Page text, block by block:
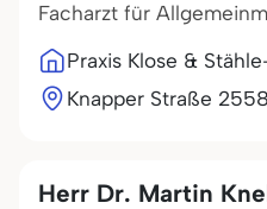
Facharzt für
Praxis Klose &
Knapper Straße 25
Herr Dr. Martin